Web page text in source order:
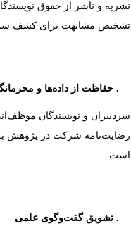
نشریه و ناشر از حقوق
تشخیص مشابهت برای کشف
حفاظت از داده‌ها و
سردبیران و نویسندگان
رضایت‌نامه شرکت در پژوهش
است.
تشویق گفت‌وگوی علمی